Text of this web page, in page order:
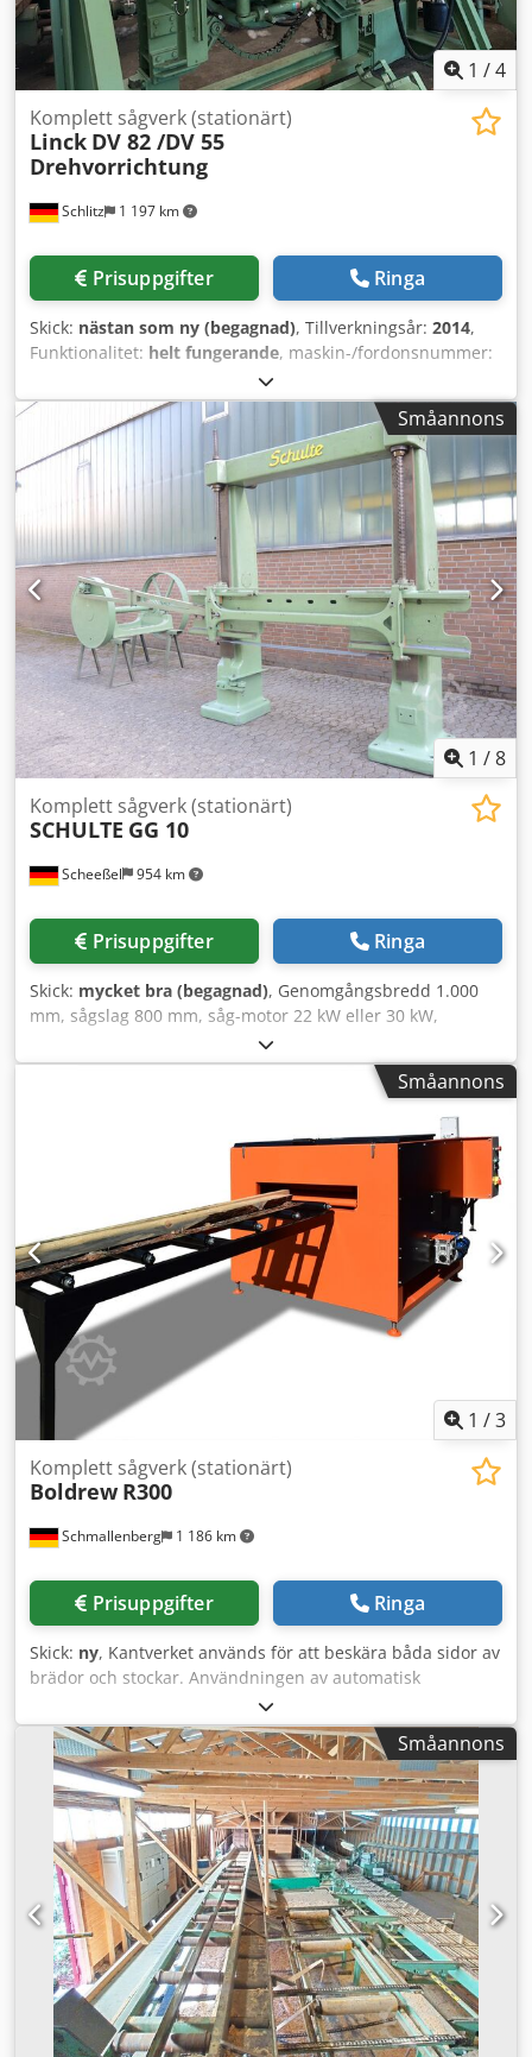
1 /4
Schlitz 1 197 km
Komplett sågverk (stationärt)
Linck DV 82 /DV 55
Drehvorrichtung
Prisuppgifter Ringa
Skick: nästan som ny (begagnad), Tillverkningsår: 2014,
Funktionalitet: helt fungerande, maskin-/fordonsnummer:
, Rotationsanordning DV 55, tillverkad år
2014, kan användas för bearbetning före eller efter snittet.
I utmärkt skick! Vi har 2 stycken tillgängliga i vårt lager i
Schlitz. Dkedpfozpygtjx Aqqer
Småannons
1 /8
Scheeßel 954 km
Komplett sågverk (stationärt)
SCHULTE GG 10
Prisuppgifter Ringa
Skick: mycket bra (begagnad), Genomgångsbredd 1.000
mm, sågslag 800 mm, såg-motor 22 kW eller 30 kW,
bromsmotor för inställning av snittjocklek, modern
automatisk centraliserad smörjning, spännvagn 6 m lång
med 7 m kuggstång, 6 mekaniska spännstationer, nya
Småannons
1 /3
Schmallenberg 1 186 km
Komplett sågverk (stationärt)
Boldrew R300
Prisuppgifter Ringa
Skick: ny, Kantverket används för att beskära båda sidor av
brädor och stockar. Användningen av automatisk
breddändring, mjuk inmatning samt laserlinjemarkering
på såglinjalen möjliggör optimal användning av de kantade
brädorna. Tekniska data: • Minsta snittbredd 60, max 500
mm (horisontell fri höjd 700 mm) • Max kanttjocklek 65 mm
• Inmatningsbord – 2000 mm Dodpfx Ajwb Uwgsqqekr •
Upptagningsbord – 2200 mm • Ändring av avståndet
mellan elektriska sågar via kontrollpanelen •
Matningshastighet – jämn • Sågbladets diameter – 350 mm
• Antal sågar på spindeln – 2 st • Huvudmotorer – 2 x 5,2
kW • Maskinvikt – 1000 kg • Laser för markering av
snittlinjen, 2 st • Elektronisk breddmätare ANP 05
Småannons